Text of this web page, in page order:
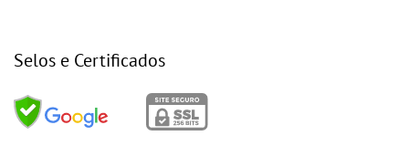
Selos e Certificados